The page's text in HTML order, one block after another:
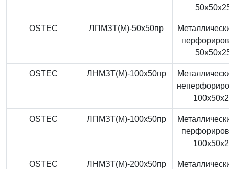
OSTEC ЛПМЗТ(М)-50x50пр
OSTEC ЛНМЗТ(М)-100x50пр
OSTEC ЛПМЗТ(М)-100x50пр
OSTEC ЛНМЗТ(М)-200x50пр